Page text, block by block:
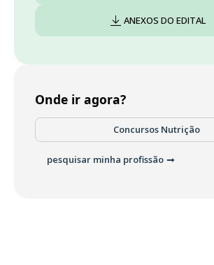
ANEXOS DO EDITAL
Onde ir agora?
Concursos Nutrição
pesquisar minha profissão